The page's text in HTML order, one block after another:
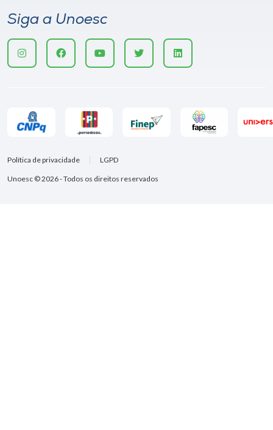
Siga a Unoesc
Unoesc © 2026 - Todos os direitos reservados
Política de privacidade LGPD